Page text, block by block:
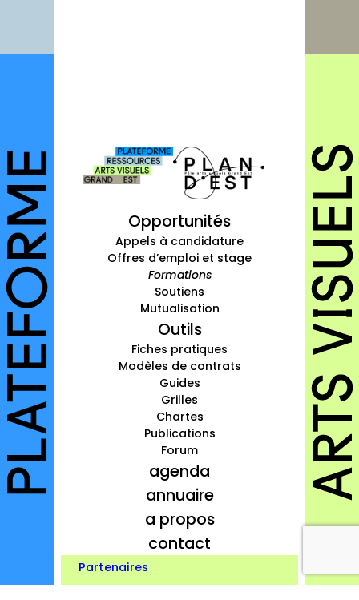
annuaires
structures
autres annuaires
à propos
contact
Connexion
Inscription
Opportunités
Appels à candidature
Offres d’emploi et stage
Formations
Soutiens
Mutualisation
Outils
Fiches pratiques
Modèles de contrats
Guides
Grilles
Chartes
Publications
Forum
agenda
annuaire
a propos
contact
Partenaires